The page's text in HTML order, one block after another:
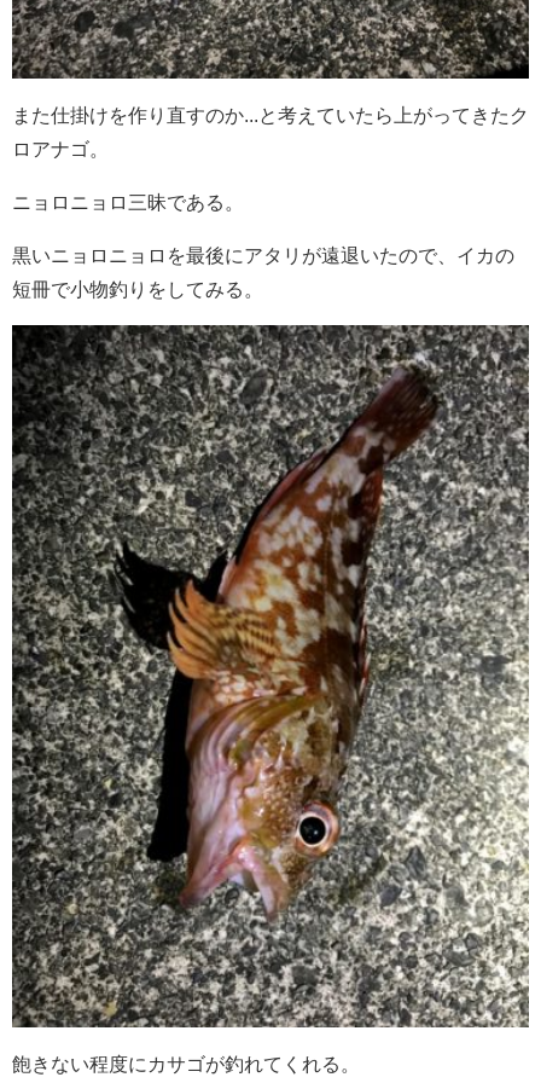
また仕掛けを作り直すのか...と考えていたら上がってきたク
ロアナゴ。
ニョロニョロ三昧である。
黒いニョロニョロを最後にアタリが遠退いたので、イカの
短冊で小物釣りをしてみる。
飽きない程度にカサゴが釣れてくれる。